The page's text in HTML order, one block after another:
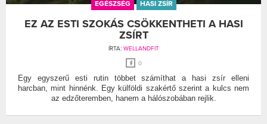
EGÉSZSÉG HASI ZSÍR
EZ AZ ESTI SZOKÁS CSÖKKENTHETI A HASI
ZSÍRT
ÍRTA: WELLANDFIT
0
Egy egyszerű esti rutin többet számíthat a hasi zsír elleni
harcban, mint hinnénk. Egy külföldi szakértő szerint a kulcs nem
az edzőteremben, hanem a hálószobában rejlik.